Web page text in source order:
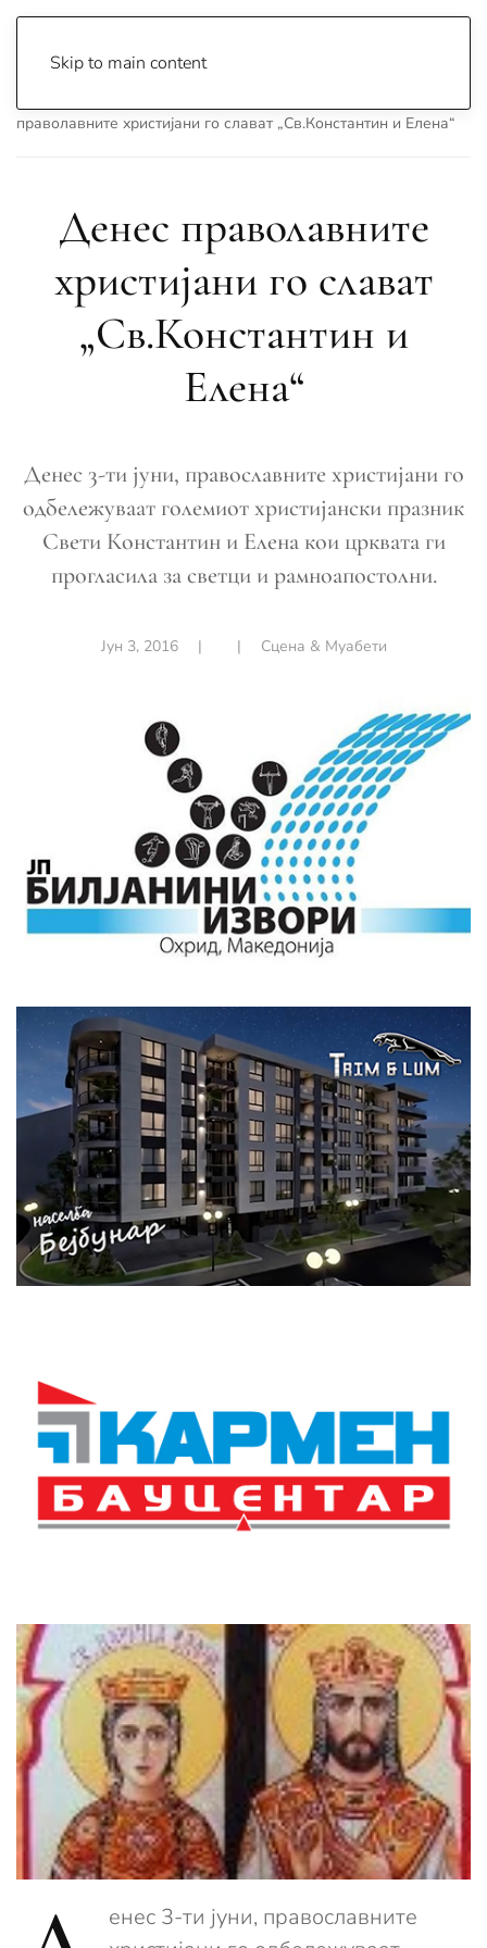
Skip to main content
праволавните христијани го слават „Св.Константин и Елена“
Денес праволавните
христијани го слават
„Св.Константин и
Елена“
Денес 3-ти јуни, православните христијани го
одбележуваат големиот христијански празник
Свети Константин и Елена кои црквата ги
прогласила за светци и рамноапостолни.
Јун 3, 2016| | Сцена & Муабети
енес 3-ти јуни, православните